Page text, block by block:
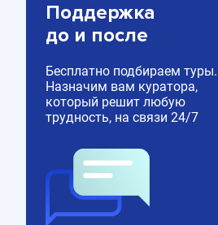
Поддержка
до и после
Бесплатно подбираем туры.
Назначим вам куратора,
который решит любую
трудность, на связи 24/7